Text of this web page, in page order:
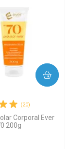
(20)
Corporal Ever
200g
COMPRAR